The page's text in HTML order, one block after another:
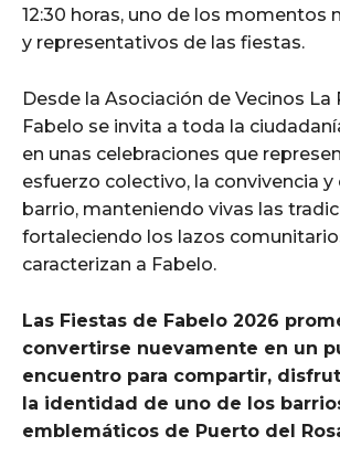
12:30 horas, uno de los momentos
y representativos de las fiestas.
Desde la Asociación de Vecinos La
Fabelo se invita a toda la
en unas celebraciones que
esfuerzo colectivo, la convivencia
barrio, manteniendo vivas las
fortaleciendo los lazos
caracterizan a Fabelo.
Las Fiestas de Fabelo 2026
convertirse nuevamente en un
encuentro para compartir,
la identidad de uno de los
emblemáticos de Puerto del